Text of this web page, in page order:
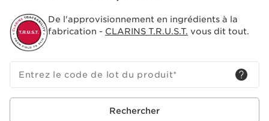
Nouvelle texture crémeuse qui se tranforme en une
belle mousse douce et fine.
De l'approvisionnement en ingrédients à la
fabrication - CLARINS T.R.U.S.T. vous dit tout.
Entrez le code de lot du produit*
Rechercher